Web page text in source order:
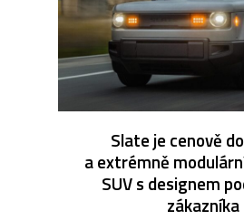
Slate je cenově
a extrémně
SUV s designem
zákazníka